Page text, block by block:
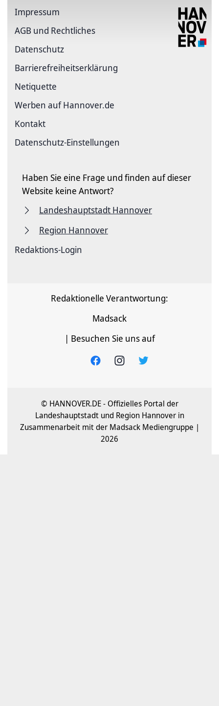
Impressum
AGB und Rechtliches
Datenschutz
Barriere­freiheits­erklärung
Netiquette
Werben auf Hannover.de
Kontakt
Datenschutz-Einstellungen
Haben Sie eine Frage und finden auf dieser
Website keine Antwort?
Landeshauptstadt Hannover
Region Hannover
Redaktions-Login
Redaktionelle Verantwortung:
Madsack
| Besuchen Sie uns auf
© HANNOVER.DE - Offizielles Portal der
Landeshauptstadt und Region Hannover in
Zusammenarbeit mit der Madsack Mediengruppe |
2026